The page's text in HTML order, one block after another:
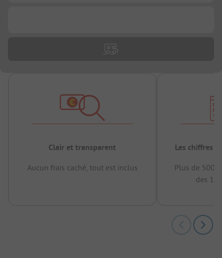
Clair et transparent
Aucun frais caché, tout est inclus
Les chiffres
Plus de
des 12